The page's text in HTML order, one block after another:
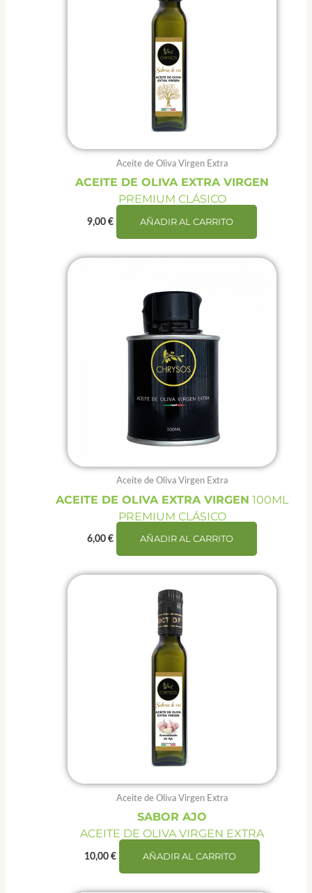
Aceite de Oliva Virgen Extra
ACEITE DE OLIVA EXTRA VIRGEN
PREMIUM CLÁSICO
9,00€ AÑADIR AL CARRITO
Aceite de Oliva Virgen Extra
ACEITE DE OLIVA EXTRA VIRGEN 100ML
PREMIUM CLÁSICO
6,00€ AÑADIR AL CARRITO
Aceite de Oliva Virgen Extra
SABOR AJO
ACEITE DE OLIVA VIRGEN EXTRA
10,00€ AÑADIR AL CARRITO